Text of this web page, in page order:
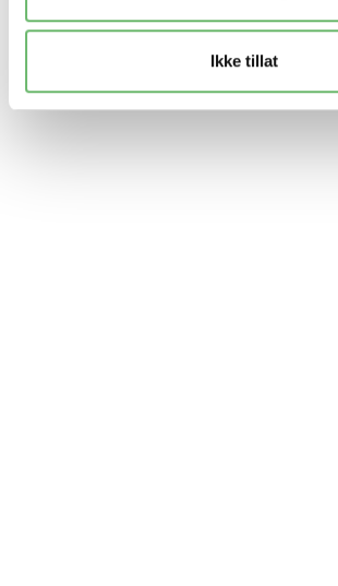
Ikke tillat